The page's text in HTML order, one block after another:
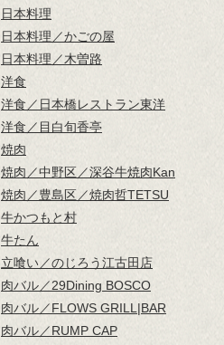
日本料理
日本料理／かごの屋
日本料理／木曽路
洋食
洋食／日本橋レストラン東洋
洋食／目白旬香亭
焼肉
焼肉／中野区／深谷牛焼肉Kan
焼肉／豊島区／焼肉哲TETSU
牛かつもと村
牛たん
立喰い／のじろう江古田店
肉バル／29Dining BOSCO
肉バル／FLOWS GRILL|BAR
肉バル／RUMP CAP